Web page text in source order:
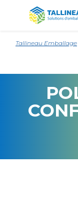
Tallineau Emballage